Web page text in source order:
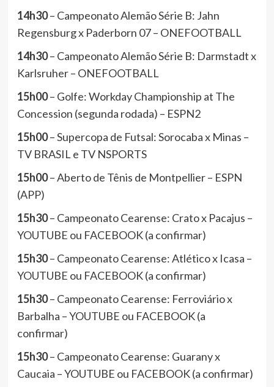
14h30– Campeonato Alemão Série B: Jahn
Regensburg x Paderborn 07 – ONEFOOTBALL
14h30– Campeonato Alemão Série B: Darmstadt x
Karlsruher – ONEFOOTBALL
15h00– Golfe: Workday Championship at The
Concession (segunda rodada) – ESPN2
15h00– Supercopa de Futsal: Sorocaba x Minas –
TV BRASIL e TV NSPORTS
15h00– Aberto de Tênis de Montpellier – ESPN
(APP)
15h30– Campeonato Cearense: Crato x Pacajus –
YOUTUBE ou FACEBOOK (a confirmar)
15h30– Campeonato Cearense: Atlético x Icasa –
YOUTUBE ou FACEBOOK (a confirmar)
15h30– Campeonato Cearense: Ferroviário x
Barbalha – YOUTUBE ou FACEBOOK (a
confirmar)
15h30– Campeonato Cearense: Guarany x
Caucaia – YOUTUBE ou FACEBOOK (a confirmar)